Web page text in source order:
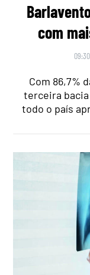
com
Com 86,7%
terceira
todo o país